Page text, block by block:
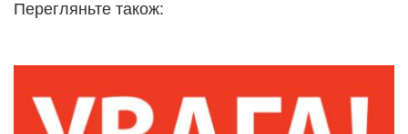
Перегляньте також: